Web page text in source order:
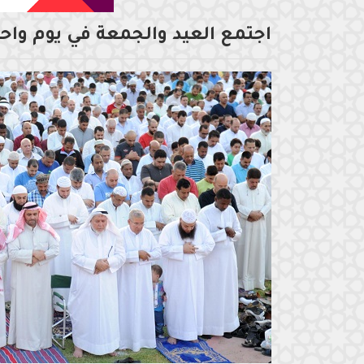
اجتمع العيد والجمعة في يوم